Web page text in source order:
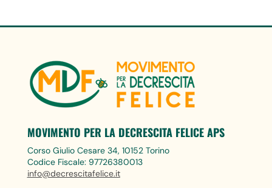
MOVIMENTO PER LA DECRESCITA FELICE APS
Corso Giulio Cesare 34, 10152 Torino
Codice Fiscale: 97726380013
info@decrescitafelice.it